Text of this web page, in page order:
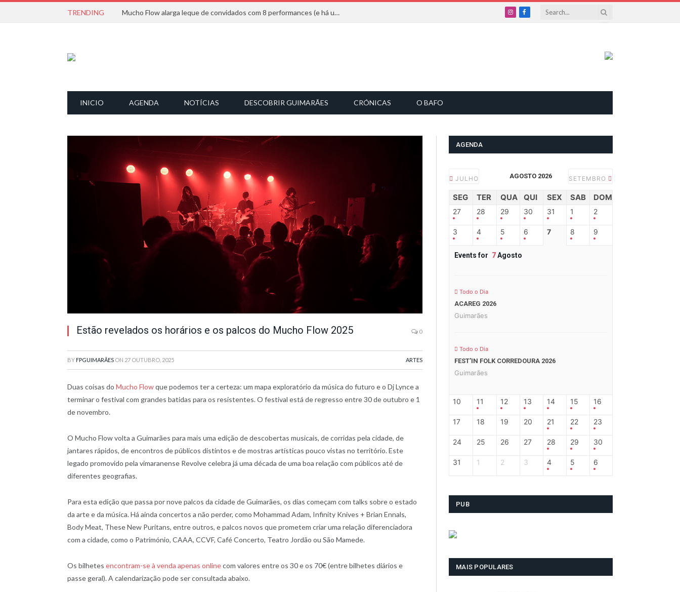
TRENDING Mucho Flow alarga leque de convidados com 8 performances (e há uma saída)
InstagramFacebook
INICIO AGENDA NOTÍCIAS DESCOBRIR GUIMARÃES CRÓNICAS O BAFO
Estão revelados os horários e os palcos do Mucho Flow 2025 0
BY FPGUIMARÃES ON 27 OUTUBRO, 2025 ARTES
Duas coisas do Mucho Flowque podemos ter a certeza: um mapa exploratório da música do futuro e o Dj Lynce a
terminar o festival com grandes batidas para os resistentes. O festival está de regresso entre 30 de outubro e 1
de novembro.
O Mucho Flow volta a Guimarães para mais uma edição de descobertas musicais, de corridas pela cidade, de
jantares rápidos, de encontros de públicos distintos e de mostras artísticas pouco vistas no território. Este
legado promovido pela vimaranense Revolve celebra já uma década de uma boa relação com públicos até de
diferentes geografias.
Para esta edição que passa por nove palcos da cidade de Guimarães, os dias começam com talks sobre o estado
da arte e da música. Há ainda concertos a não perder, como Mohammad Adam, Infinity Knives + Brian Ennals,
Body Meat, These New Puritans, entre outros, e palcos novos que prometem criar uma relação diferenciadora
com a cidade, como o Património, CAAA, CCVF, Café Concerto, Teatro Jordão ou São Mamede.
Os bilhetes encontram-se à venda apenas onlinecom valores entre os 30 e os 70€ (entre bilhetes diários e
passe geral). A calendarização pode ser consultada abaixo.
AGENDA
JULHO AGOSTO 2026 SETEMBRO
SEG TER QUA QUI SEX SAB DOM
27 28 29 30 31 1 2
3 4 5 6 7 8 9
Events for 7Agosto
Todo o Dia
ACAREG 2026
Guimarães
Todo o Dia
FEST’IN FOLK CORREDOURA 2026
Guimarães
10 11 12 13 14 15 16
17 18 19 20 21 22 23
24 25 26 27 28 29 30
31 1 2 3 4 5 6
PUB
MAIS POPULARES